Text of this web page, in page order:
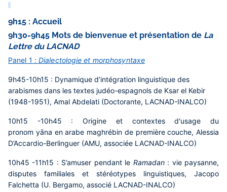
9h15 : Accueil
9h30-9h45 Mots de bienvenue et présentation de La
Lettre du LACNAD
Panel 1 : Dialectologie et morphosyntaxe
9h45-10h15 : Dynamique d’intégration linguistique des
arabismes dans les textes judéo-espagnols de Ksar el Kebir
(1948-1951), Amal Abdelati (Doctorante, LACNAD-INALCO)
10h15 -10h45 :Origine et contextes d'usage du
pronom yāna en arabe maghrébin de première couche, Alessia
D’Accardio-Berlinguer (AMU, associée LACNAD-INALCO)
10h45 -11h15 : S’amuser pendant le Ramadan: vie paysanne,
disputes familiales et stéréotypes linguistiques, Jacopo
Falchetta (U. Bergamo, associé LACNAD-INALCO)